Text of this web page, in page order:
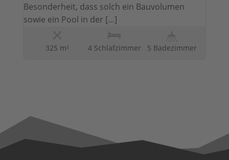
Besonderheit, dass solch ein Bauvolumen
sowie ein Pool in der […]
325 m² 4 Schlafzimmer 5 Badezimmer